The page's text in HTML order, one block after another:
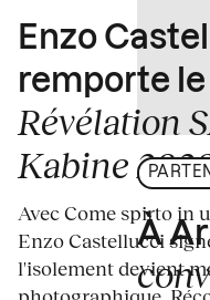
Enzo
remporte le
Révélation
Kabine
Avec Come spirto in
Enzo Castellucci
l'isolement devient
À